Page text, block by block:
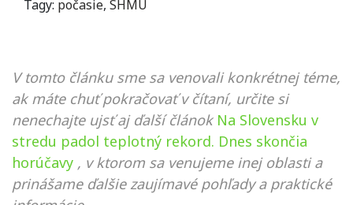
Tagy: počasie, SHMÚ
V tomto článku sme sa venovali konkrétnej téme,
ak máte chuť pokračovať v čítaní, určite si
nenechajte ujsť aj ďalší článok Na Slovensku v
stredu padol teplotný rekord. Dnes skončia
horúčavy , v ktorom sa venujeme inej oblasti a
prinášame ďalšie zaujímavé pohľady a praktické